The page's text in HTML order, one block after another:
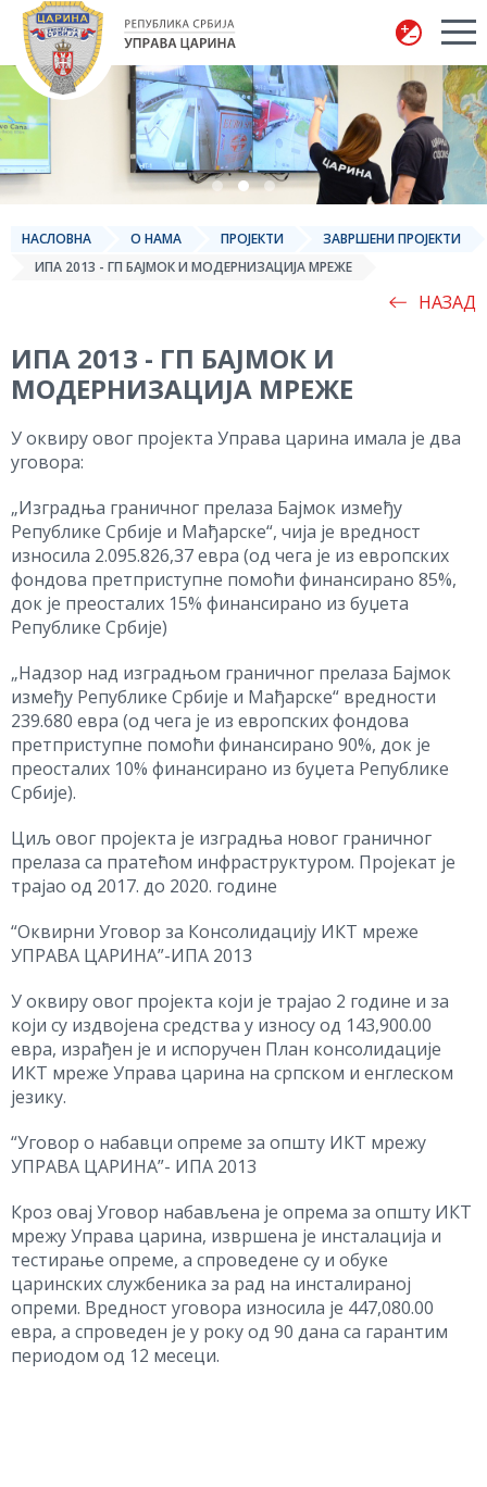
Управа царина
НАСЛОВНА О НАМА ПРОЈЕКТИ
ЗАВРШЕНИ ПРОЈЕКТИ
ИПА 2013 - ГП БАЈМОК И МОДЕРНИЗАЦИЈА МРЕЖЕ
НАЗАД
ИПА 2013 - ГП БАЈМОК И
МОДЕРНИЗАЦИЈА МРЕЖЕ
У оквиру овог пројекта Управа царина имала је два
уговора:
„Изградња граничног прелаза Бајмок између
Републике Србије и Мађарске“, чија је вредност
износила 2.095.826,37 евра (од чега је из европских
фондова претприступне помоћи финансирано 85%,
док је преосталих 15% финансирано из буџета
Републике Србије)
„Надзор над изградњом граничног прелаза Бајмок
између Републике Србије и Мађарске“ вредности
239.680 евра (од чега је из европских фондова
претприступне помоћи финансирано 90%, док је
преосталих 10% финансирано из буџета Републике
Србије).
Циљ овог пројекта је изградња новог граничног
прелаза са пратећом инфраструктуром. Пројекат је
трајао од 2017. до 2020. године
“Оквирни Уговор за Консолидацију ИКТ мреже
УПРАВА ЦАРИНА”-ИПА 2013
У оквиру овог пројекта који је трајао 2 године и за
који су издвојена средства у износу од 143,900.00
евра, израђен је и испоручен План консолидације
ИКТ мреже Управа царина на српском и енглеском
језику.
“Уговор о набавци опреме за општу ИКТ мрежу
УПРАВА ЦАРИНА”- ИПА 2013
Кроз овај Уговор набављена је опрема за општу ИКТ
мрежу Управа царина, извршена је инсталација и
тестирање опреме, а спроведене су и обуке
царинских службеника за рад на инсталираној
опреми. Вредност уговора износила је 447,080.00
евра, а спроведен је у року од 90 дана са гарантим
периодом од 12 месеци.